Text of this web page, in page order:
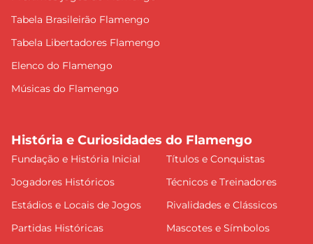
Tabela Brasileirão Flamengo
Tabela Libertadores Flamengo
Elenco do Flamengo
Músicas do Flamengo
História e Curiosidades do Flamengo
Fundação e História Inicial
Títulos e Conquistas
Jogadores Históricos
Técnicos e Treinadores
Estádios e Locais de Jogos
Rivalidades e Clássicos
Partidas Históricas
Mascotes e Símbolos